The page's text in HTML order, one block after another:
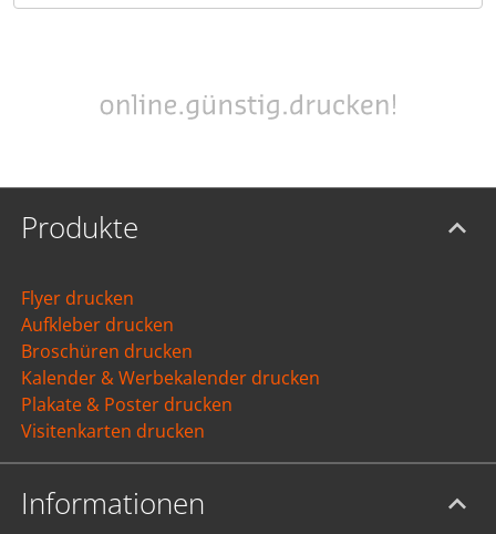
Produkte
Flyer drucken
Aufkleber drucken
Broschüren drucken
Kalender & Werbekalender drucken
Plakate & Poster drucken
Visitenkarten drucken
Informationen